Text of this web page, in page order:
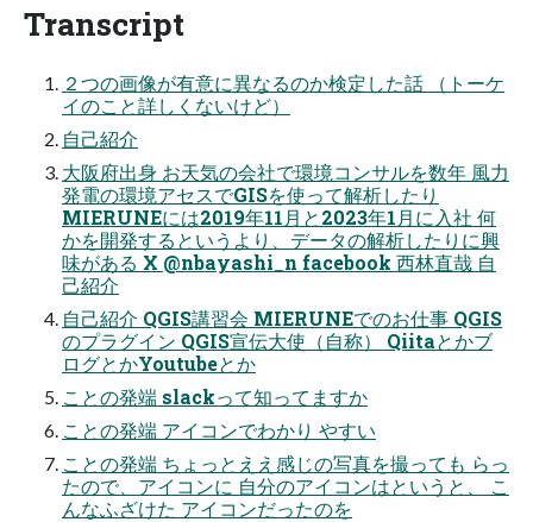
Transcript
２つの画像が有意に異なるのか検定した話 （トーケ
イのこと詳しくないけど）
自己紹介
大阪府出身 お天気の会社で環境コンサルを数年 風力
発電の環境アセスでGISを使って解析したり
MIERUNEには2019年11月と2023年1月に入社 何
かを開発するというより、データの解析したりに興
味がある X @nbayashi_n facebook 西林直哉 自
己紹介
自己紹介 QGIS講習会 MIERUNEでのお仕事 QGIS
のプラグイン QGIS宣伝大使（自称） Qiitaとかブ
ログとかYoutubeとか
ことの発端 slackって知ってますか
ことの発端 アイコンでわかり やすい
ことの発端 ちょっとええ感じの写真を撮っても らっ
たので、アイコンに 自分のアイコンはというと、 こ
んなふざけた アイコンだったのを